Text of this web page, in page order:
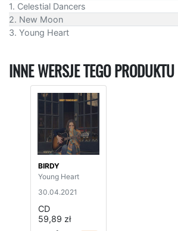
1. Celestial Dancers
2. New Moon
3. Young Heart
INNE WERSJE TEGO PRODUKTU
BIRDY
Young Heart
30.04.2021
CD
59,89 zł